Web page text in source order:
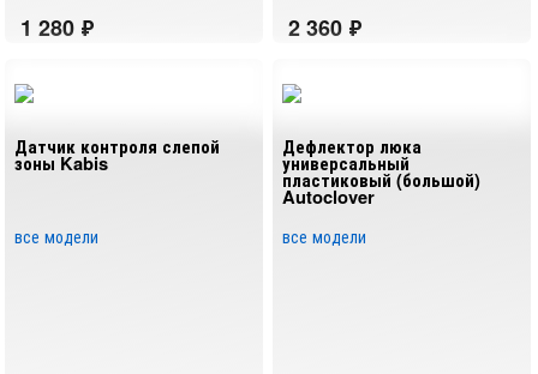
Датчик контроля слепой
зоны Kabis
все модели
Дефлектор люка
универсальный
пластиковый (большой)
Autoclover
все модели